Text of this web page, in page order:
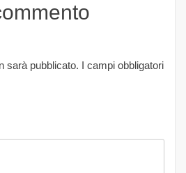
sarà pubblicato. I campi obbligatori